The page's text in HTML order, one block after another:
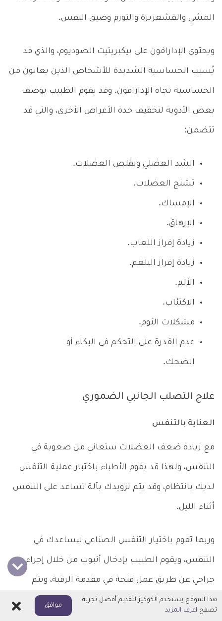
المشي والقشعريرة والتورم وضيق النفس.
ويحتوي الإدارافون على بيكبريتيت الصوديوم، والذي قد
يُسبب الحساسية الشديدة للأشخاص الذين يعانون من
الحساسية تجاه الإدارافون. وقد يقوم الطبيب بوصف
بعض الأدوية لتخفيف حدة الأعراض الأخرى، والتي قد
تتضمن:
الشد العضلي وتقلص العضلات.
تشنج العضلات.
الإمساك.
الإرهاق.
زيادة إفراز اللعاب.
زيادة إفراز البلغم.
الألم.
الاكتئاب.
مشكلات النوم.
عدم القدرة على التحكم في البكاء أو
الضحك.
علاج التصلب الجانبي الضموري
العناية بالتنفس
مع زيادة ضعف العضلات ستعاني من صعوبة في
التنفس، ولهذا قد يقوم الأطباء باختبار عملية التنفس
لديك بانتظام، وقد يتم تزويدك بآلة تساعد على التنفس
أثناء الليل.
وربما تقوم باختيار التنفس الصناعي ليساعدك في
التنفس، ويقوم الطبيب بإدخال أنبوب من خلال إجراء
جراحي عن طريق عمل فتحة في مقدمة الرقبة، ويتم
توصيل الأنبوب بجهاز التنفس.
هذا الموقع يستخدم الكوكيز لتقديم أفضل تجربة
تصفح اعرف المزيد
موافق اغلاق